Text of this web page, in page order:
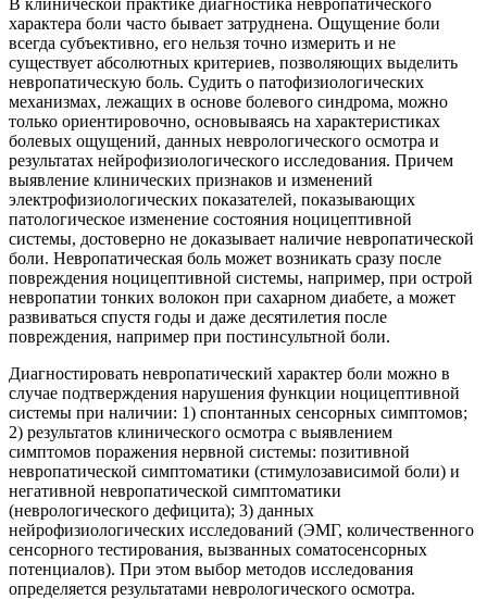
характера боли часто бывает затруднена. Ощущение боли
всегда субъективно, его нельзя точно измерить и не
существует абсолютных критериев, позволяющих выделить
невропатическую боль. Судить о патофизиологических
механизмах, лежащих в основе болевого синдрома, можно
только ориентировочно, основываясь на характеристиках
болевых ощущений, данных неврологического осмотра и
результатах нейрофизиологического исследования. Причем
выявление клинических признаков и изменений
электрофизиологических показателей, показывающих
патологическое изменение состояния ноцицептивной
системы, достоверно не доказывает наличие невропатической
боли. Невропатическая боль может возникать сразу после
повреждения ноцицептивной системы, например, при острой
невропатии тонких волокон при сахарном диабете, а может
развиваться спустя годы и даже десятилетия после
повреждения, например при постинсультной боли.
Диагностировать невропатический характер боли можно в
случае подтверждения нарушения функции ноцицептивной
системы при наличии: 1) спонтанных сенсорных симптомов;
2) результатов клинического осмотра с выявлением
симптомов поражения нервной системы: позитивной
невропатической симптоматики (стимулозависимой боли) и
негативной невропатической симптоматики
(неврологического дефицита); 3) данных
нейрофизиологических исследований (ЭМГ, количественного
сенсорного тестирования, вызванных соматосенсорных
потенциалов). При этом выбор методов исследования
определяется результатами неврологического осмотра.